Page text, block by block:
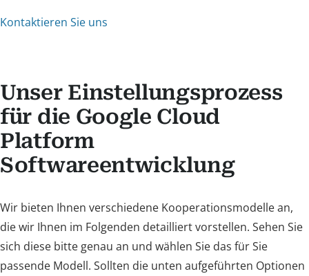
Kontaktieren Sie uns
Unser Einstellungsprozess
für die Google Cloud
Platform
Softwareentwicklung
Wir bieten Ihnen verschiedene Kooperationsmodelle an,
die wir Ihnen im Folgenden detailliert vorstellen. Sehen Sie
sich diese bitte genau an und wählen Sie das für Sie
passende Modell. Sollten die unten aufgeführten Optionen